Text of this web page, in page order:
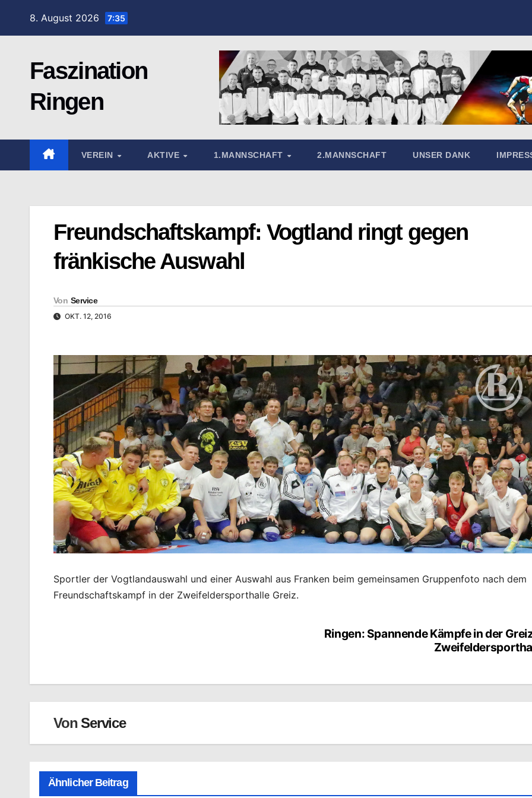
8. August 2026 7:35
Faszination
Ringen
VEREIN AKTIVE 1.MANNSCHAFT 2.MANNSCHAFT UNSER DANK
Freundschaftskampf: Vogtland ringt gegen
fränkische Auswahl
Von Service
OKT. 12, 2016
Sportler der Vogtlandauswahl und einer Auswahl aus Franken beim gemeinsamen Gruppenfoto nach dem
Freundschaftskampf in der Zweifeldersporthalle Greiz.
Ringen: Spannende Kämpfe in der
VonService
Ähnlicher Beitrag